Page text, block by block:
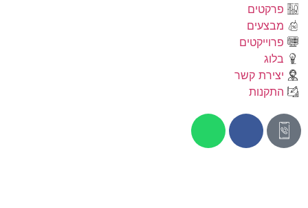
פרקטים
מבצעים
פרוייקטים
בלוג
יצירת קשר
התקנות